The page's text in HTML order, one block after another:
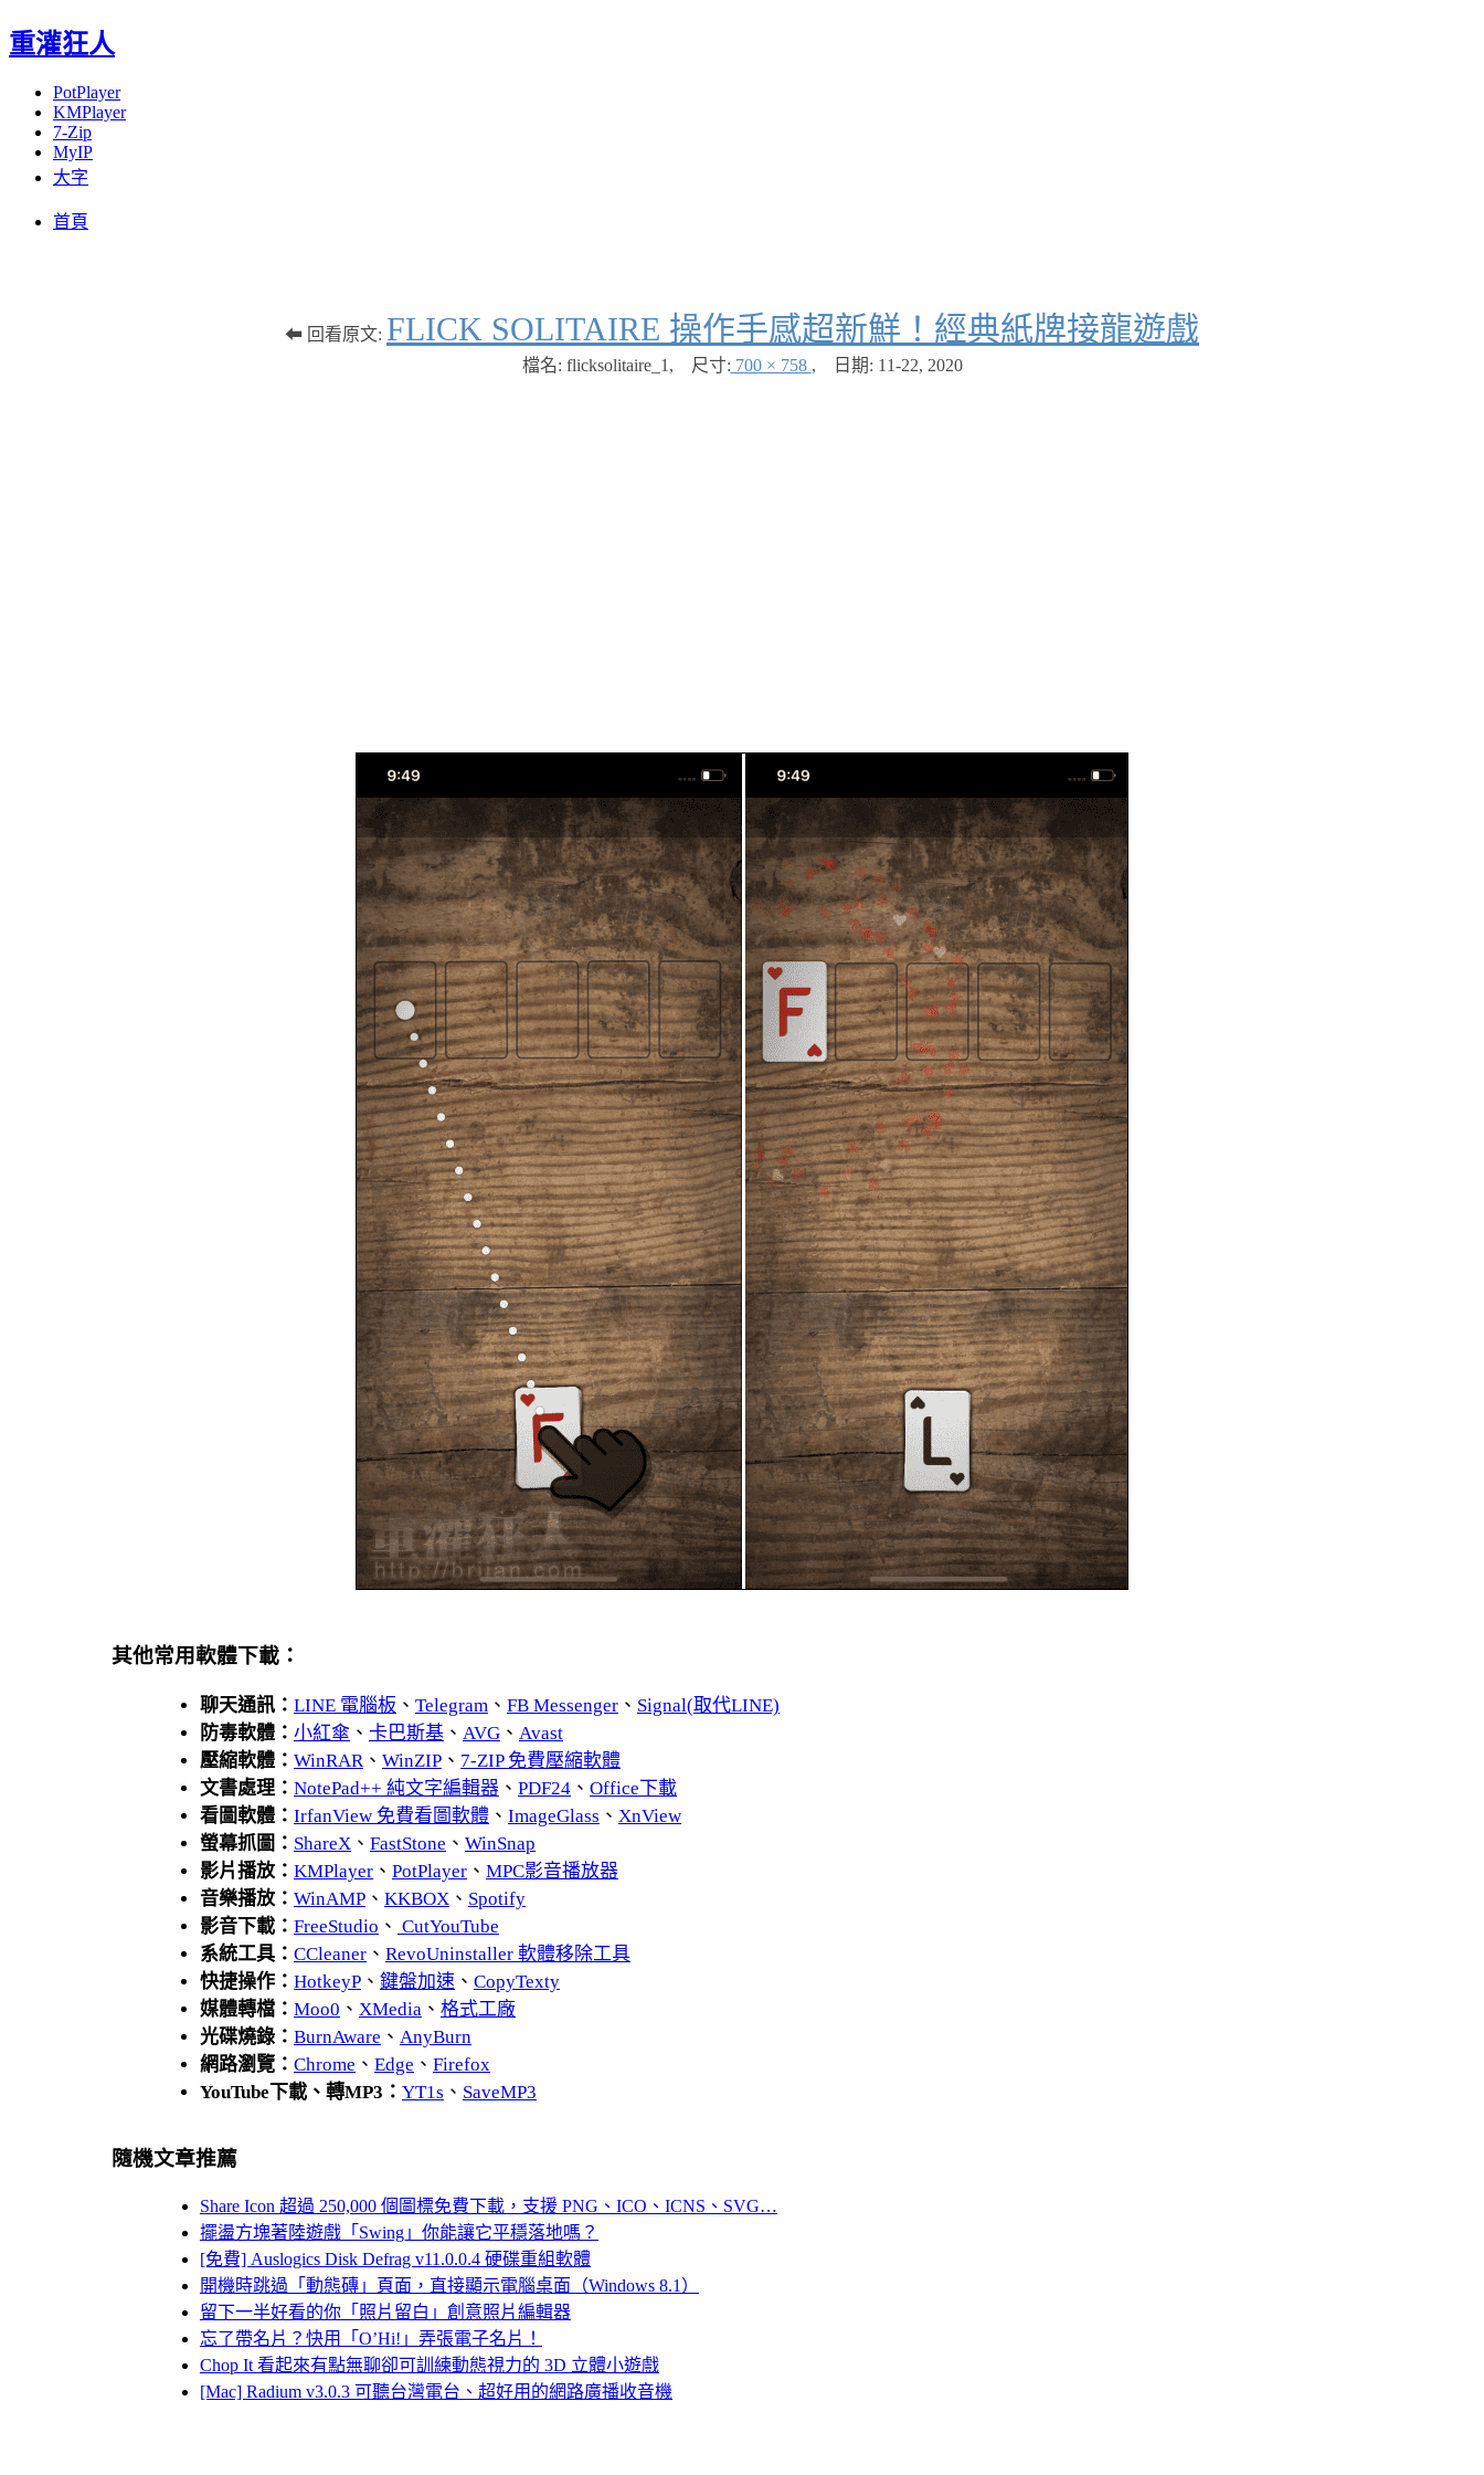
重灌狂人
PotPlayer
KMPlayer
7-Zip
MyIP
大字
首頁
⬅ 回看原文: FLICK SOLITAIRE 操作手感超新鮮！經典紙牌接龍遊戲
檔名: flicksolitaire_1 , 尺寸: 700 × 758 , 日期: 11-22, 2020
其他常用軟體下載：
聊天通訊： LINE 電腦板 、 Telegram、 FB Messenger、 Signal(取代LINE)
防毒軟體： 小紅傘 、 卡巴斯基、 AVG、 Avast
壓縮軟體： WinRAR、 WinZIP、 7-ZIP 免費壓縮軟體
文書處理： NotePad++ 純文字編輯器、 PDF24、 Office下載
看圖軟體： IrfanView 免費看圖軟體、 ImageGlass 、 XnView
螢幕抓圖： ShareX、 FastStone 、 WinSnap
影片播放： KMPlayer、 PotPlayer、 MPC影音播放器
音樂播放： WinAMP、 KKBOX、 Spotify
影音下載： FreeStudio 、 CutYouTube
系統工具： CCleaner、 RevoUninstaller 軟體移除工具
快捷操作： HotkeyP、 鍵盤加速、 CopyTexty
媒體轉檔： Moo0 、 XMedia、 格式工廠
光碟燒錄： BurnAware 、 AnyBurn
網路瀏覽： Chrome 、 Edge 、 Firefox
YouTube下載、轉MP3： YT1s 、 SaveMP3
隨機文章推薦
Share Icon 超過 250,000 個圖標免費下載，支援 PNG、ICO、ICNS、SVG…
擺盪方塊著陸遊戲「Swing」你能讓它平穩落地嗎？
[免費] Auslogics Disk Defrag v11.0.0.4 硬碟重組軟體
開機時跳過「動態磚」頁面，直接顯示電腦桌面（Windows 8.1）
留下一半好看的你「照片留白」創意照片編輯器
忘了帶名片？快用「O’Hi!」弄張電子名片！
Chop It 看起來有點無聊卻可訓練動態視力的 3D 立體小遊戲
[Mac] Radium v3.0.3 可聽台灣電台、超好用的網路廣播收音機